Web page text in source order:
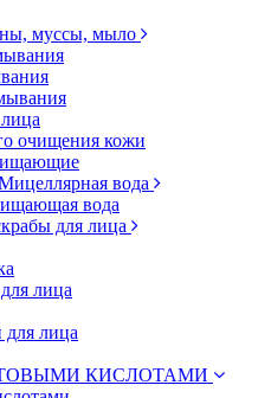
муссы, мыло
очищения кожи
вода
вода
для лица
лица
лица
КИСЛОТАМИ